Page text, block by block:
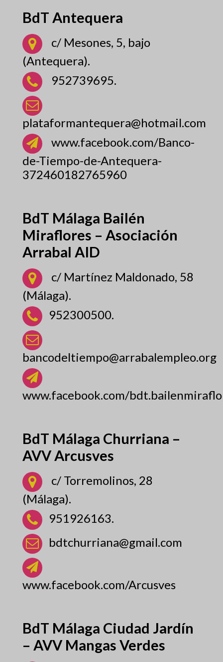
BdT Antequera
c/ Mesones, 5, bajo
(Antequera).
952739695.
plataformantequera@hotmail.com
www.facebook.com/Banco-
de-Tiempo-de-Antequera-
372460182765960
BdT Málaga Bailén
Miraflores – Asociación
Arrabal AID
c/ Martínez Maldonado, 58
(Málaga).
952300500.
bancodeltiempo@arrabalempleo.org
www.facebook.com/
BdT Málaga Churriana –
AVV Arcusves
c/ Torremolinos, 28
(Málaga).
951926163.
bdtchurriana@gmail.com
www.facebook.com/Arcusves
BdT Málaga Ciudad Jardín
– AVV Mangas Verdes